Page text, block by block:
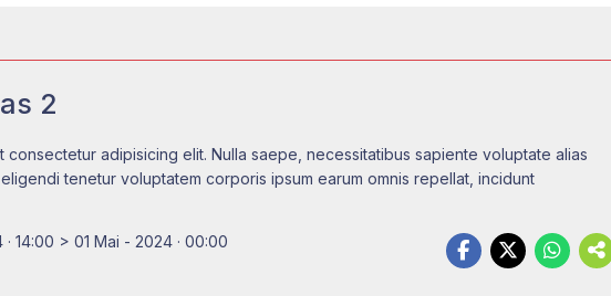
2
consectetur adipisicing elit. Nulla saepe, necessitatibus sapiente voluptate alias
tenetur voluptatem corporis ipsum earum omnis repellat, incidunt
14:00 > 01 Mai - 2024 · 00:00